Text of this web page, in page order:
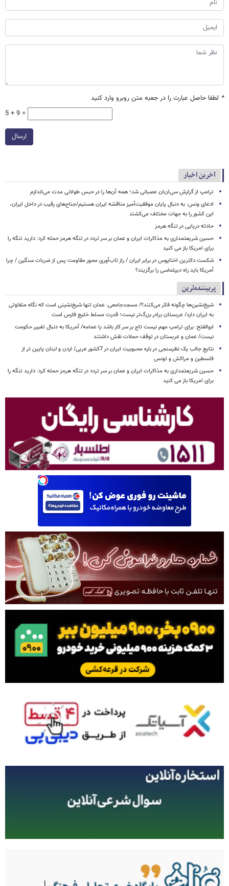
* لطفا حاصل عبارت را در جعبه متن روبرو وارد کنید
5 + 9 =
ارسال
آخرین اخبار
ترامپ از گزارش سی‌ان‌ان عصبانی شد؛ همه آن‌ها را در حبس طولانی مدت می‌اندازم
ادعای ونس: به دنبال پایان موفقیت‌آمیز مناقشه ایران هستیم/جناح‌های رقیب در داخل ایران،
این کشور را به جهات مختلف می‌کشند
حادثه دریایی در تنگه هرمز
حسین شریعتمداری به مذاکرات ایران و عمان بر سر تردد در تنگه هرمز حمله کرد: دارید تنگه را
برای امریکا باز می کنید
شکست دکترین اختاپوس در برابر ایران / راز تاب‌آوری محور مقاومت پس از ضربات سنگین / چرا
آمریکا باید راه دیپلماسی را برگزیند؟
پربیننده‌ترین
شیخ‌نشین‌ها چگونه فکر می‌کنند؟/ مسجدجامعی: عمان تنها شیخ‌نشینی است که نگاه متفاوتی
به ایران دارد/ عربستان برادر بزرگ‌تر نیست؛ قدرت مسلط خلیج فارس است
ابوالفتح: برای ترامپ مهم نیست تاج بر سر کار باشد یا عمامه/ آمریکا به دنبال تغییر حکومت
نیست/ عمان و عربستان در توقف حملات نقش داشتند
نتایج جالب یک نظرسنجی در باره محبوبیت ایران در 7کشور عربی/ اردن و لبنان پایین تر از
فلسطین و مراکش و تونس
حسین شریعتمداری به مذاکرات ایران و عمان بر سر تردد در تنگه هرمز حمله کرد: دارید تنگه را
برای امریکا باز می کنید